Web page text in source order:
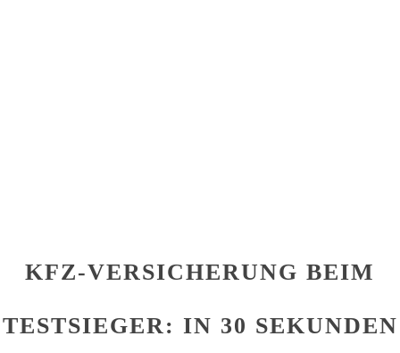
KFZ-VERSICHERUNG BEIM
TESTSIEGER: IN 30 SEKUNDEN